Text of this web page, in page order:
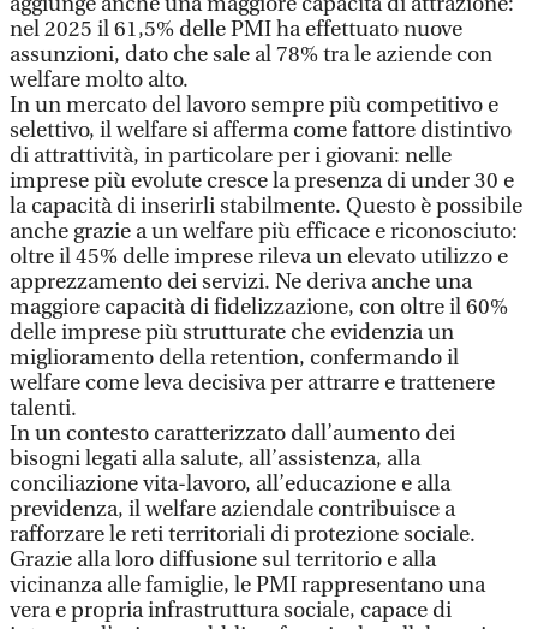
nel 2025 il 61,5% delle PMI ha effettuato nuove
assunzioni, dato che sale al 78% tra le aziende con
welfare molto alto.
In un mercato del lavoro sempre più competitivo e
selettivo, il welfare si afferma come fattore distintivo
di attrattività, in particolare per i giovani: nelle
imprese più evolute cresce la presenza di under 30 e
la capacità di inserirli stabilmente. Questo è possibile
anche grazie a un welfare più efficace e riconosciuto:
oltre il 45% delle imprese rileva un elevato utilizzo e
apprezzamento dei servizi. Ne deriva anche una
maggiore capacità di fidelizzazione, con oltre il 60%
delle imprese più strutturate che evidenzia un
miglioramento della retention, confermando il
welfare come leva decisiva per attrarre e trattenere
talenti.
In un contesto caratterizzato dall’aumento dei
bisogni legati alla salute, all’assistenza, alla
conciliazione vita-lavoro, all’educazione e alla
previdenza, il welfare aziendale contribuisce a
rafforzare le reti territoriali di protezione sociale.
Grazie alla loro diffusione sul territorio e alla
vicinanza alle famiglie, le PMI rappresentano una
vera e propria infrastruttura sociale, capace di